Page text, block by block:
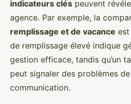
indicateurs clés peuvent
agence. Par exemple, la
remplissage et de vacance
de remplissage élevé indique
gestion efficace, tandis qu’un
peut signaler des problèmes
communication.